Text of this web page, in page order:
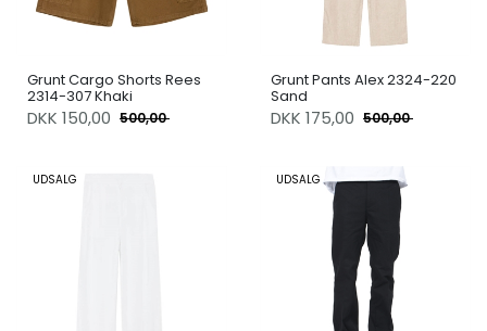
Grunt Cargo Shorts Rees
2314-307 Khaki
DKK 150,00 500,00
Grunt Pants Alex 2324-220
Sand
DKK 175,00 500,00
UDSALG UDSALG